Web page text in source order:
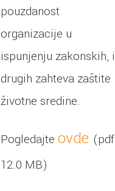
pouzdanost
organizacije u
ispunjenju zakonskih, i
drugih zahteva zaštite
životne sredine.
Pogledajte ovde (pdf
12.0 MB)